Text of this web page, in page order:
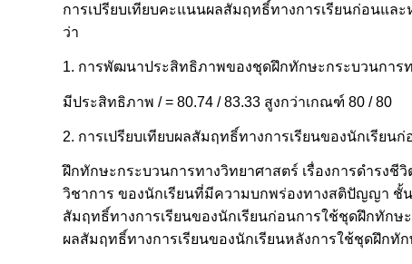
การเปรียบเทียบคะแนนผลสัมฤทธิ์ทางการเรียนก่อนแล
ว่า
1. การพัฒนาประสิทธิภาพของชุดฝึกทักษะกระบวนการ
มีประสิทธิภาพ / = 80.74 / 83.33 สูงกว่าเกณฑ์ 80 / 80
2. การเปรียบเทียบผลสัมฤทธิ์ทางการเรียนของนักเรียน
ฝึกทักษะกระบวนการทางวิทยาศาสตร์ เรื่องการดำรง
วิชาการ ของนักเรียนที่มีความบกพร่องทางสติปัญญา ชั้
สัมฤทธิ์ทางการเรียนของนักเรียนก่อนการใช้ชุดฝึกทักษะ
ผลสัมฤทธิ์ทางการเรียนของนักเรียนหลังการใช้ชุดฝึกทั